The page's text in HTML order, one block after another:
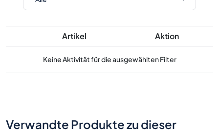
Artikel Aktion
Keine Aktivität für die ausgewählten Filter
Verwandte Produkte zu dieser